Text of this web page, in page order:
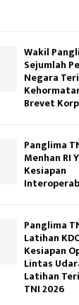
Wakil
Sejumlah
Negara
Brevet
Panglima
Menhan RI
Kesiapan
Panglima
Latihan
Kesiapan
Lintas
Latihan
TNI 2026